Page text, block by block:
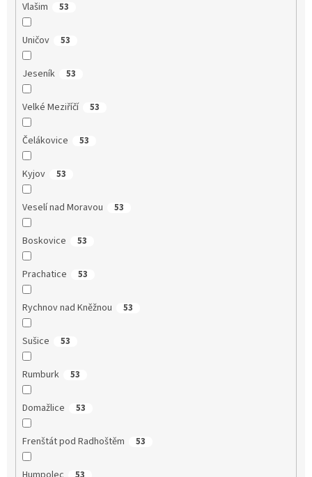
Vlašim 53
Uničov 53
Jeseník 53
Velké Meziříčí 53
Čelákovice 53
Kyjov 53
Veselí nad Moravou 53
Boskovice 53
Prachatice 53
Rychnov nad Kněžnou 53
Sušice 53
Rumburk 53
Domažlice 53
Frenštát pod Radhoštěm 53